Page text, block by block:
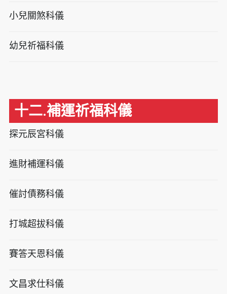
小兒關煞科儀
幼兒祈福科儀
十二.補運祈福科儀
探元辰宮科儀
進財補運科儀
催討債務科儀
打城超拔科儀
賽答天恩科儀
文昌求仕科儀